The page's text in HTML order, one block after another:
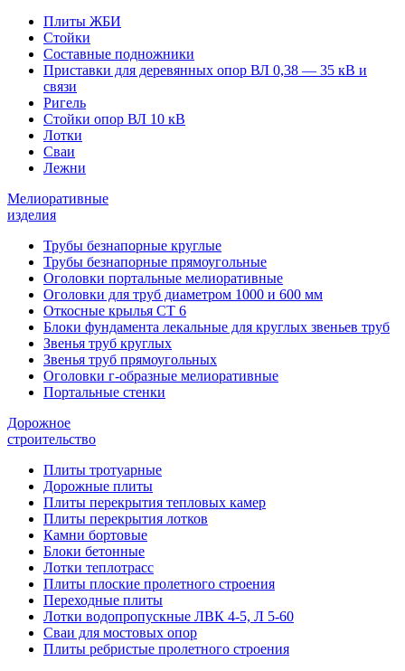
Плиты ЖБИ
Стойки
Составные подножники
Приставки для деревянных опор ВЛ 0,38 — 35 кВ и
связи
Ригель
Стойки опор ВЛ 10 кВ
Лотки
Сваи
Лежни
Мелиоративные
изделия
Трубы безнапорные круглые
Трубы безнапорные прямоугольные
Оголовки портальные мелиоративные
Оголовки для труб диаметром 1000 и 600 мм
Откосные крылья СТ 6
Блоки фундамента лекальные для круглых звеньев труб
Звенья труб круглых
Звенья труб прямоугольных
Оголовки г-образные мелиоративные
Портальные стенки
Дорожное
строительство
Плиты тротуарные
Дорожные плиты
Плиты перекрытия тепловых камер
Плиты перекрытия лотков
Камни бортовые
Блоки бетонные
Лотки теплотрасс
Плиты плоские пролетного строения
Переходные плиты
Лотки водопропускные ЛВК 4-5, Л 5-60
Сваи для мостовых опор
Плиты ребристые пролетного строения